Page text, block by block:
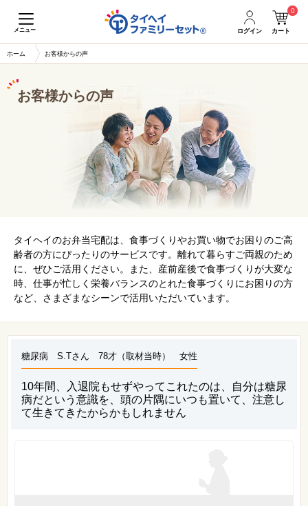
メニュー ログイン カート
0
ホーム お客様からの声
お客様からの声
タイヘイのお弁当宅配は、食事づくりやお買い物でお困りのご高
齢者の方にぴったりのサービスです。離れて暮らすご両親のため
に、ぜひご活用ください。また、産前産後で食事づくりが大変な
時、仕事が忙しく栄養バランスのとれた食事づくりにお困りの方
など、さまざまなシーンで活用いただいています。
糖尿病 S.Tさん 78才（取材当時） 女性
10年間、入退院もせずやってこれたのは、自分は糖尿
病だという意識を、頭の片隅にいつも置いて、注意し
て生きてきたからかもしれません